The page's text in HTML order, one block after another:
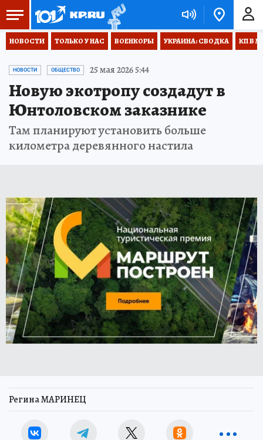
НОВОСТИ ТОЛЬКО У НАС ВОЕНКОРЫ УКРАИНА: СВОДКА КП В
НОВОСТИ ОБЩЕСТВО 25 мая 2026 5:44
Новую экотропу создадут в
Юнтоловском заказнике
Там планируют установить больше
километра деревянного настила
Регина МАРИНЕЦ